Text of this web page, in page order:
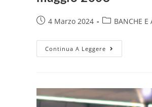
4 Marzo 2024 BANCHE E
Continua A Leggere